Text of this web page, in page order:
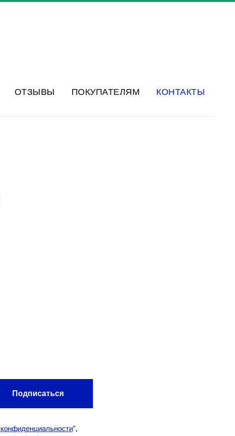
ОТЗЫВЫ ПОКУПАТЕЛЯМ КОНТАКТЫ
Подписаться
конфиденциальности",